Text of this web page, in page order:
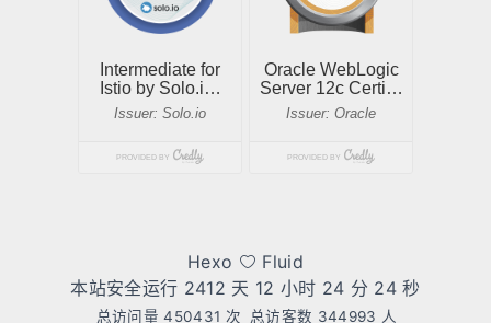
Hexo
Fluid
本站安全运行 2412 天 12 小时 24 分 25 秒
总访问量450431 次 总访客数 344993 人